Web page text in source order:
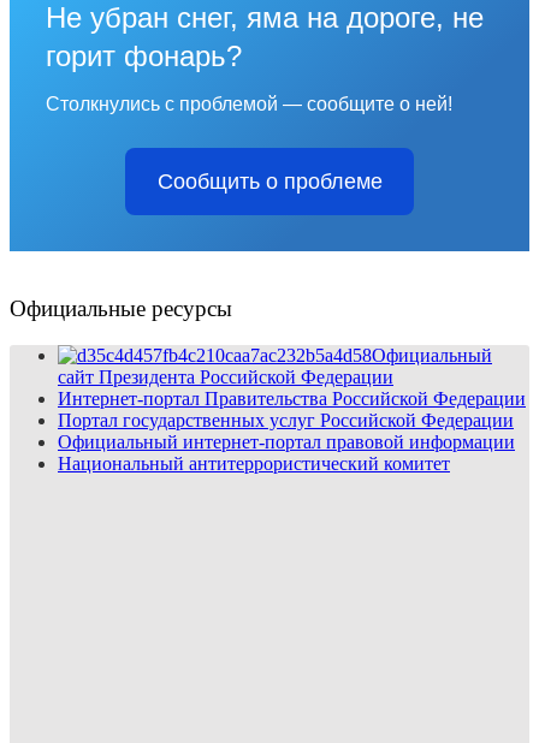
Не убран снег, яма на дороге, не
горит фонарь?
Столкнулись с проблемой — сообщите о ней!
Сообщить о проблеме
Официальные ресурсы
Официальный
сайт Президента Российской Федерации
Интернет-портал Правительства Российской Федерации
Портал государственных услуг Российской Федерации
Официальный интернет-портал правовой информации
Национальный антитеррористический комитет